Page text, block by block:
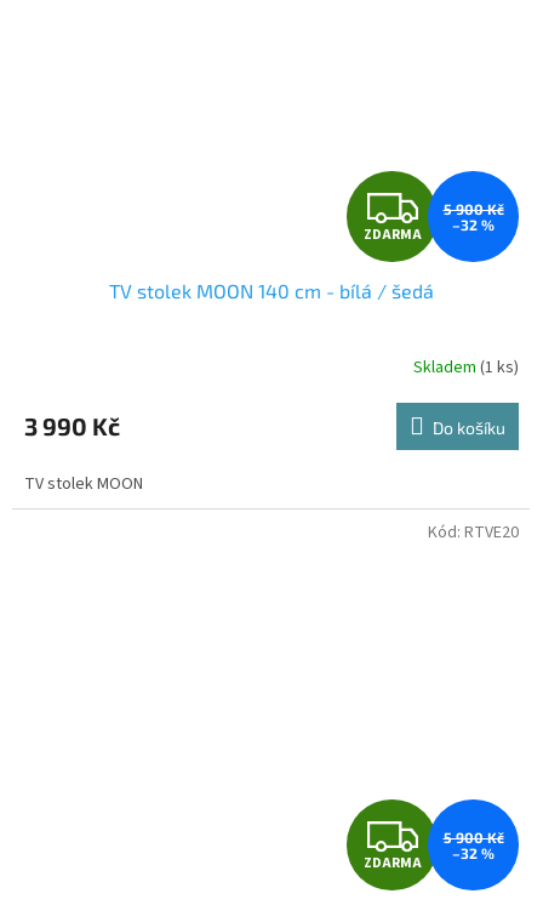
Z
D
A
R
M
A
ZDARMA
5 900 Kč
–32 %
TV stolek MOON 140 cm - bílá / šedá
Skladem (1 ks)
3 990 Kč Do košíku
TV stolek MOON
Z
D
ZDARMA
5 900 Kč
–32 %
Kód: RTVE20